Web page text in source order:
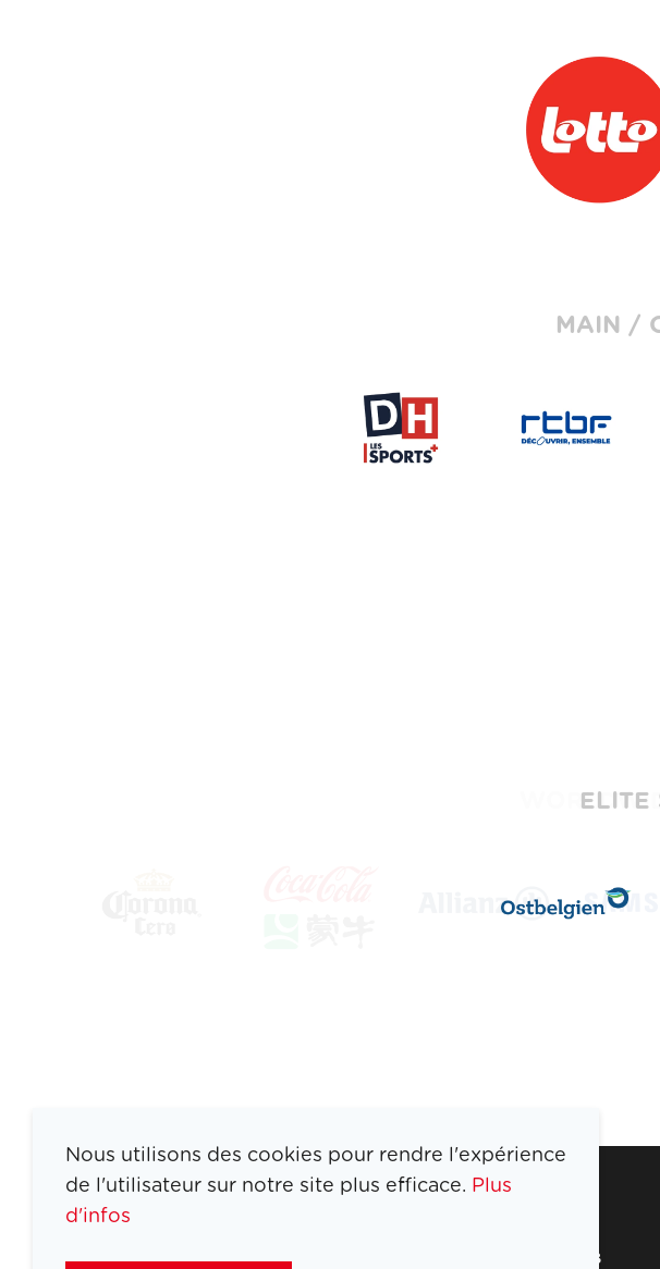
MAIN /
ELITE
Nous utilisons des cookies pour rendre l'expérience
de l'utilisateur sur notre site plus efficace. Plus
d'infos